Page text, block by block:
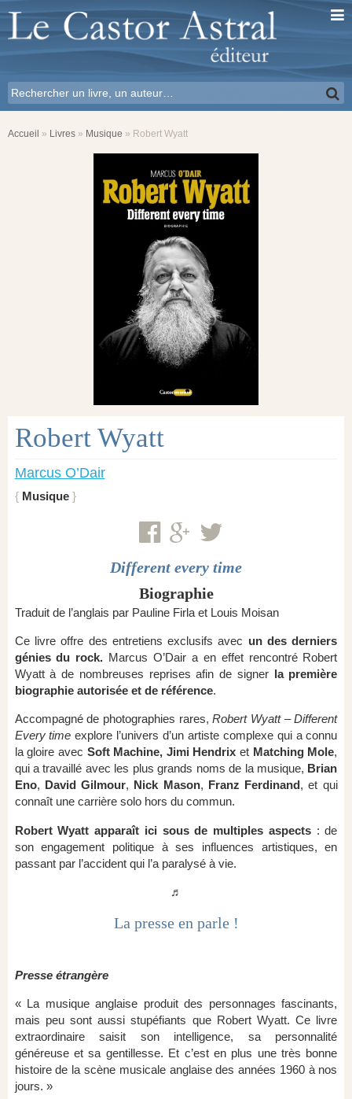
Accueil » Livres » Musique » Robert Wyatt
Robert Wyatt
Marcus O’Dair
Musique
Different every time
Biographie
Traduit de l’anglais par Pauline Firla et Louis Moisan
Ce livre offre des entretiens exclusifs avec un des derniers
génies du rock. Marcus O’Dair a en effet rencontré Robert
Wyatt à de nombreuses reprises afin de signer la première
biographie autorisée et de référence.
Accompagné de photographies rares,Robert Wyatt – Different
Every time explore l’univers d’un artiste complexe qui a connu
la gloire avec Soft Machine, Jimi Hendrixet Matching Mole,
qui a travaillé avec les plus grands noms de la musique, Brian
Eno, David Gilmour, Nick Mason, Franz Ferdinand, et qui
connaît une carrière solo hors du commun.
Robert Wyatt apparaît ici sous de multiples aspects : de
son engagement politique à ses influences artistiques, en
passant par l’accident qui l’a paralysé à vie.
♬
La presse en parle !
Presse étrangère
« La musique anglaise produit des personnages fascinants,
mais peu sont aussi stupéfiants que Robert Wyatt. Ce livre
extraordinaire saisit son intelligence, sa personnalité
généreuse et sa gentillesse. Et c’est en plus une très bonne
histoire de la scène musicale anglaise des années 1960 à nos
jours. »